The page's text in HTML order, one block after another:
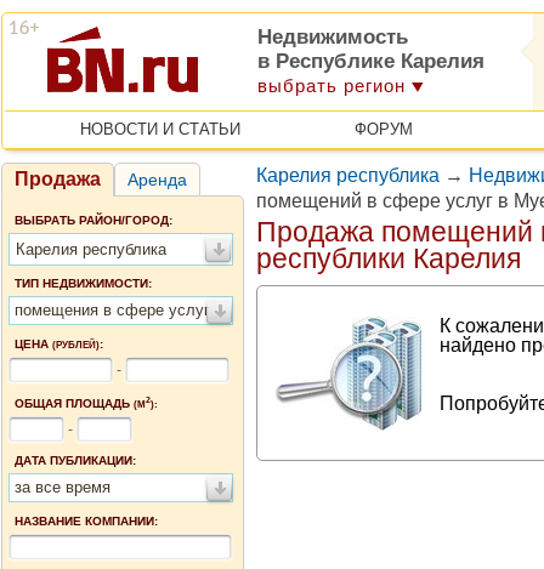
Недвижимость
в Республике Карелия
выбрать регион
НОВОСТИ И СТАТЬИ ФОРУМ
Продажа Аренда
ВЫБРАТЬ РАЙОН/ГОРОД:
Карелия республика
ТИП НЕДВИЖИМОСТИ:
помещения в сфере услуг
ЦЕНА (РУБЛЕЙ):
-
ОБЩАЯ ПЛОЩАДЬ (М2):
-
ДАТА ПУБЛИКАЦИИ:
за все время
НАЗВАНИЕ КОМПАНИИ:
Карелия республика →
помещений в сфере услуг в
Продажа помещений
республики Карелия
К
найдено